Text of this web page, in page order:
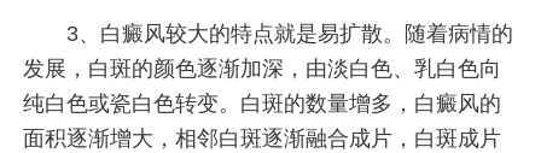
3、白癜风较大的特点就是易扩散。随着病情的
发展，白斑的颜色逐渐加深，由淡白色、乳白色向
纯白色或瓷白色转变。白斑的数量增多，白癜风的
面积逐渐增大，相邻白斑逐渐融合成片，白斑成片